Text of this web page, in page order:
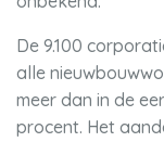
De 9.100
alle
meer dan in de
procent. Het